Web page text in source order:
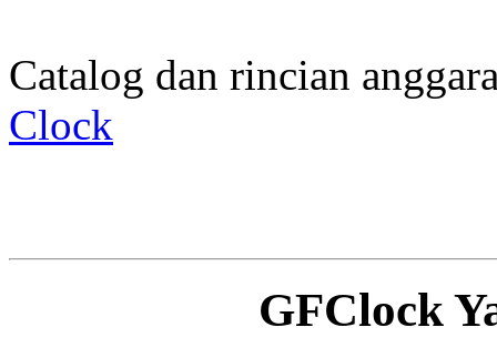
Catalog dan rincian
Clock
GFClock